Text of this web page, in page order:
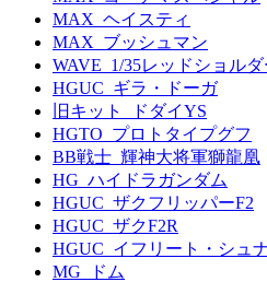
MAX_ヘイスティ
MAX_ブッシュマン
WAVE_1/35レッドショル
HGUC_ギラ・ドーガ
旧キット_ドダイYS
HGTO_プロトタイプグフ
BB戦士_輝神大将軍獅龍凰
HG_ハイドラガンダム
HGUC_ザクフリッパーF2
HGUC_ザクF2R
HGUC_イフリート・シュ
MG_ドム